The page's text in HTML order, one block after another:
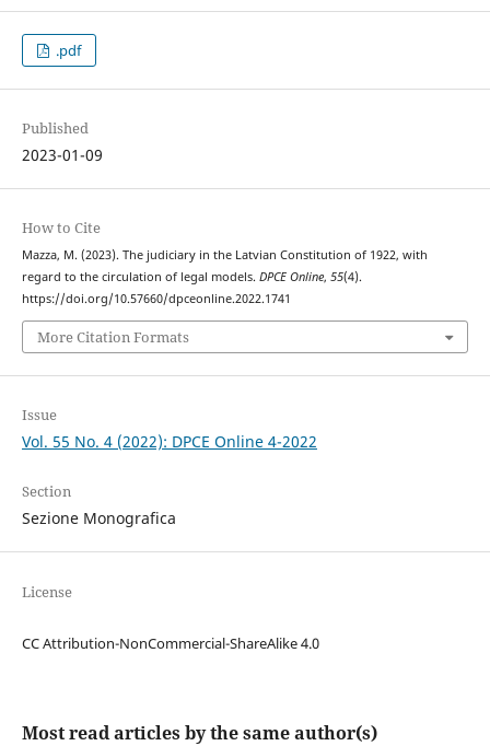
.pdf
Published
2023-01-09
How to Cite
Mazza, M. (2023). The judiciary in the Latvian Constitution of 1922, with
regard to the circulation of legal models. DPCE Online, 55(4).
https://doi.org/10.57660/dpceonline.2022.1741
More Citation Formats
Issue
Vol. 55 No. 4 (2022): DPCE Online 4-2022
Section
Sezione Monografica
License
CC Attribution-NonCommercial-ShareAlike 4.0
Most read articles by the same author(s)